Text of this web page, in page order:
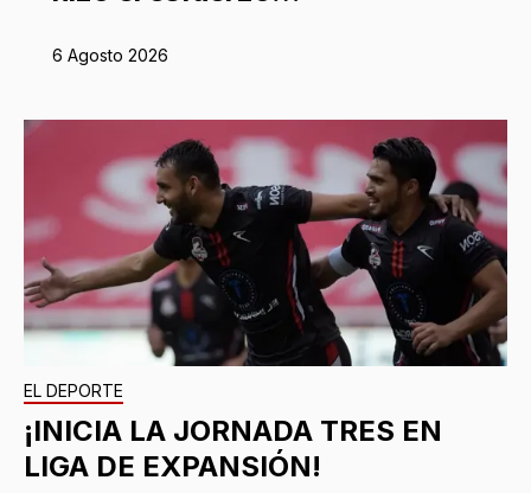
6 Agosto 2026
EL DEPORTE
¡INICIA LA JORNADA TRES EN
LIGA DE EXPANSIÓN!